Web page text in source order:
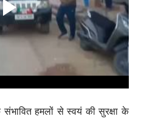
हमलों से स्वयं की सुरक्षा के